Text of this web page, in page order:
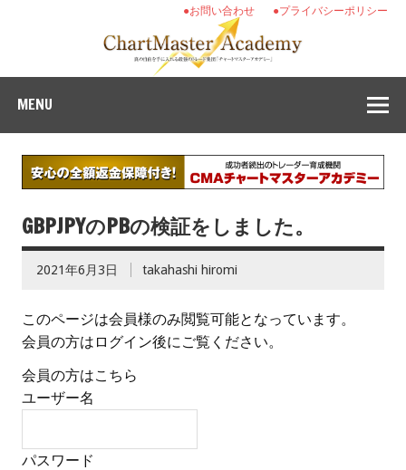
●プライバシーポリシー
●お問い合わせ
MENU
GBPJPYのPBの検証をしました。
2021年6月3日 takahashi hiromi
このページは会員様のみ閲覧可能となっています。
会員の方はログイン後にご覧ください。
会員の方はこちら
ユーザー名
パスワード